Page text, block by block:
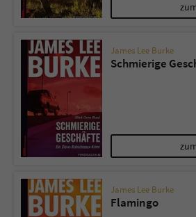
James Lee Burke
Schmierige
James Lee Burke
Flamingo